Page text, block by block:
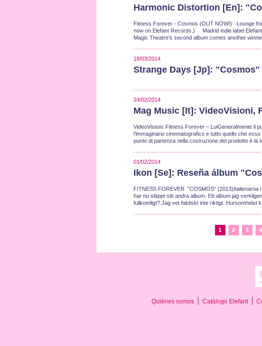
Harmonic Distortion [En]:
Fitness Forever - Cosmos (OUT NOW!) Lounge
now on Elefant Records.) Madrid indie label
Magic Theatre's second album comes another
18/03/2014
Strange Days [Jp]: "Cosmos"
24/02/2014
Mag Music [It]: VideoVisioni,
VideoVisioni: Fitness Forever – LuiGeneralmente il
l’immaginario cinematografico e tutto quello che
punto di partenza nella costruzione del prodotto è la
01/02/2014
Ikon [Se]: Reseña álbum
FITNESS FOREVER ”COSMOS”
har nu släppt sitt andra album. Ett album jag
fullkomligt? Jag vet faktiskt inte riktigt. Hursomhelst
1 2 3 4
Quiénes somos Catálogo Elefant